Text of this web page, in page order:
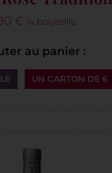
€ la bouteille
au panier :
UN CARTON DE 6